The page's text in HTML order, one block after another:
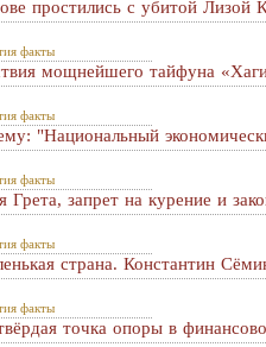
простились с убитой Лизой
факты
мощнейшего тайфуна
факты
"Национальный
факты
Грета, запрет на курение и
факты
страна. Константин
факты
точка опоры в